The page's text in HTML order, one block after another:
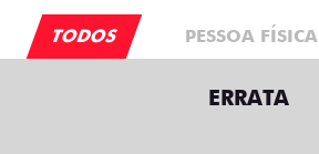
TODOS PESSOA FÍSICA
ERRATA